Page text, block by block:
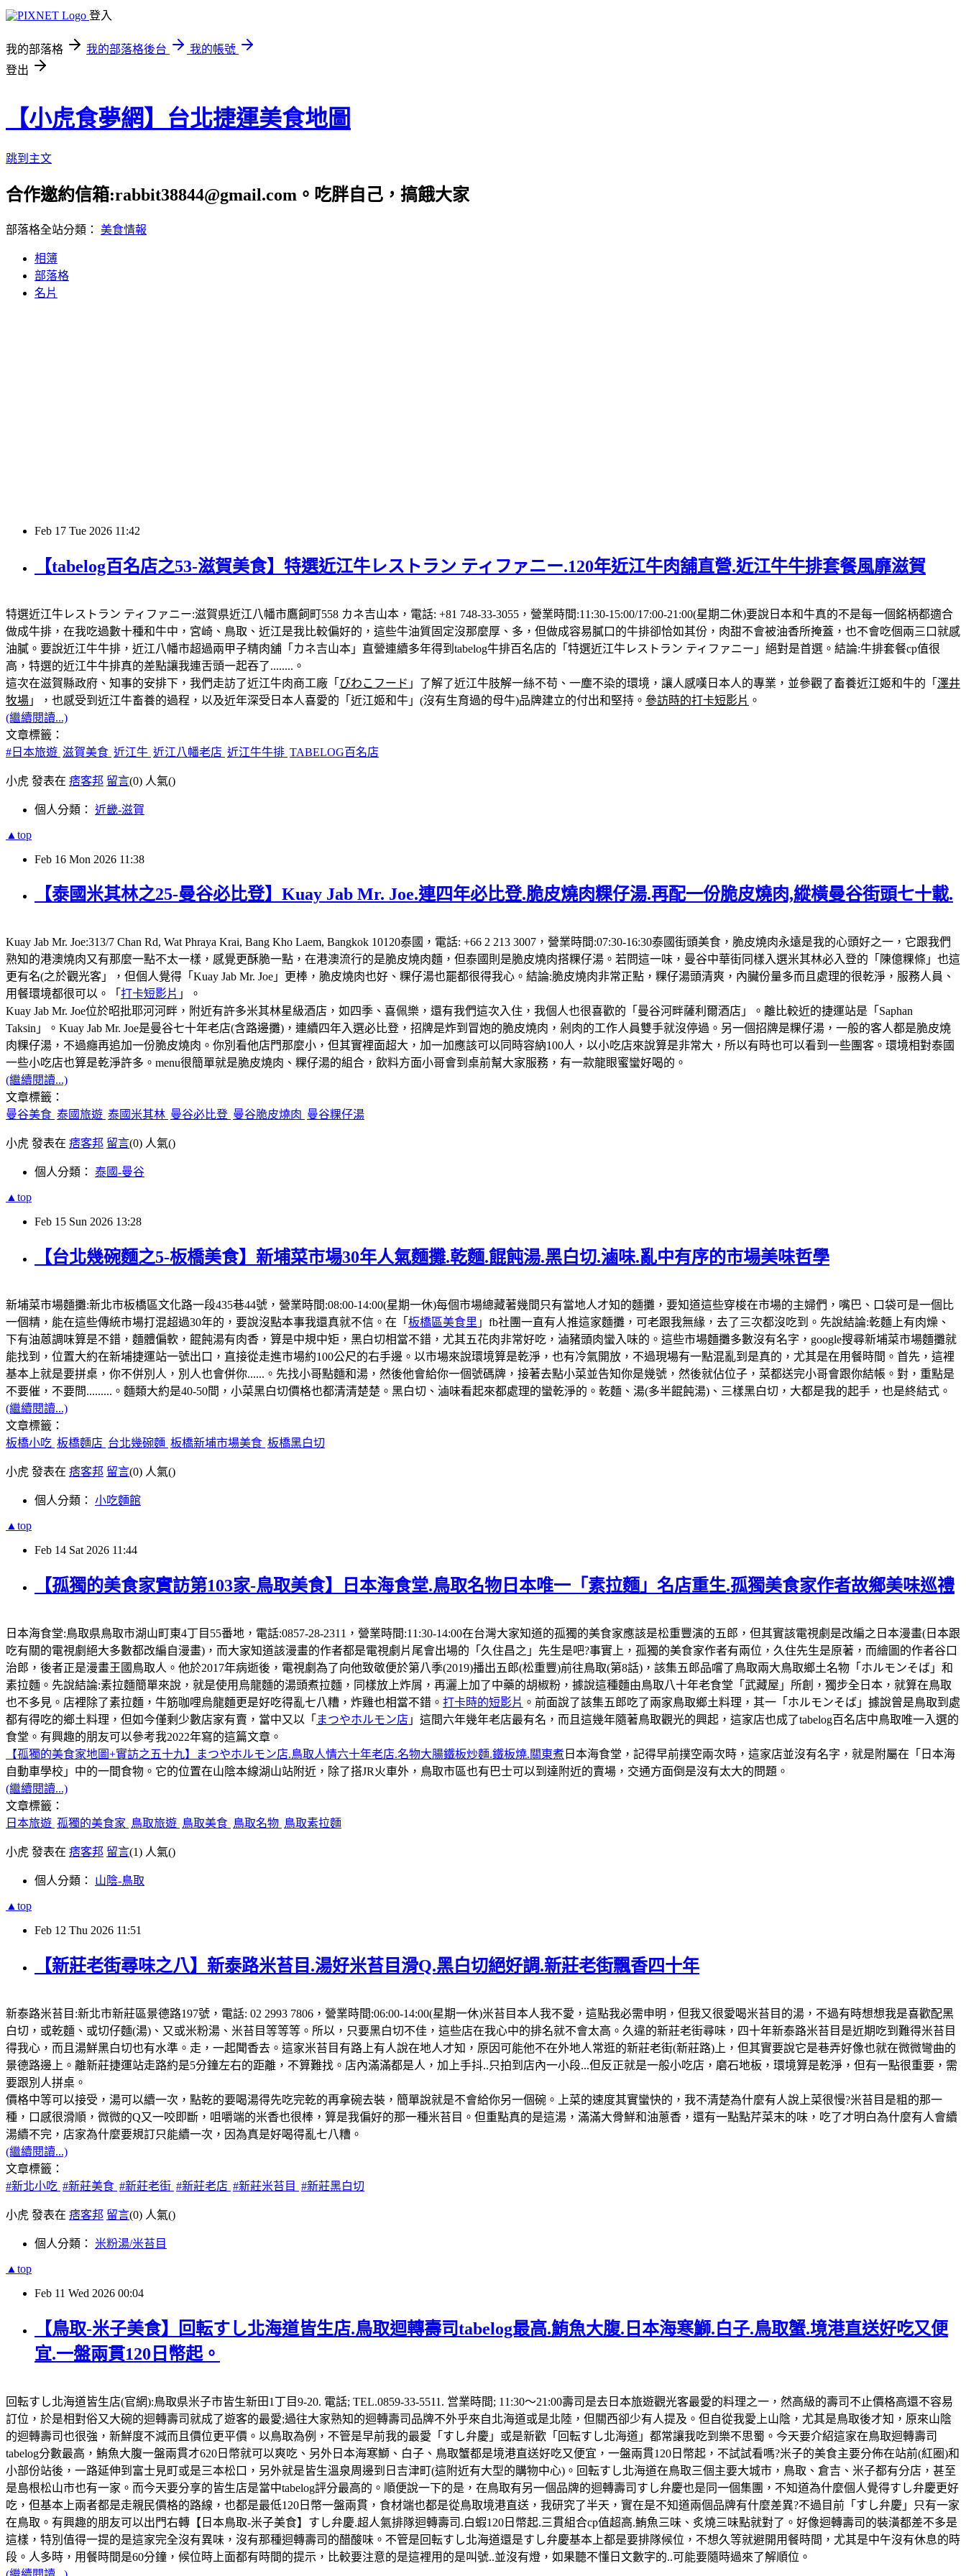
登入
我的部落格 我的部落格後台
我的帳號
登出
【小虎食夢網】台北捷運美食地圖
跳到主文
合作邀約信箱:rabbit38844@gmail.com。吃胖自己，搞餓大家
部落格全站分類： 美食情報
相簿
部落格
名片
Feb 17 Tue 2026 11:42
【tabelog百名店之53-滋賀美食】特選近江牛レストラン ティファニー.120年近江牛肉舖直營.近江牛牛排套餐風靡滋賀
特選近江牛レストラン ティファニー:滋賀県近江八幡市鷹飼町558 カネ吉山本，電話: +81 748-33-3055，營業時間:11:30-15:00/17:00-21:00(星期二休)要說日本和牛真的不是每一個銘柄都適合
做成牛排，在我吃過數十種和牛中，宮崎、鳥取、近江是我比較偏好的，這些牛油質固定沒那麼厚、多，但做成容易膩口的牛排卻恰如其份，肉甜不會被油香所掩蓋，也不會吃個兩三口就感
油膩。要說近江牛牛排，近江八幡市超過兩甲子精肉舖「カネ吉山本」直營連續多年得到tabelog牛排百名店的「特選近江牛レストラン ティファニー」絕對是首選。結論:牛排套餐cp值很
高，特選的近江牛牛排真的差點讓我連舌頭一起吞了........。
這次在滋賀縣政府、知事的安排下，我們走訪了近江牛肉商工廠「 びわこフード 」了解了近江牛肢解一絲不苟、一塵不染的環境，讓人感嘆日本人的專業，並參觀了畜養近江姬和牛的「 澤井
牧場 」，也感受到近江牛畜養的過程，以及近年深受日本人喜愛的「近江姬和牛」(沒有生育過的母牛)品牌建立的付出和堅持。 參訪時的打卡短影片 。
(繼續閱讀...)
文章標籤：
#日本旅遊 滋賀美食 近江牛 近江八幡老店 近江牛牛排 TABELOG百名店
小虎 發表在 痞客邦 留言(0) 人氣()
個人分類： 近畿-滋賀
▲top
Feb 16 Mon 2026 11:38
【泰國米其林之25-曼谷必比登】Kuay Jab Mr. Joe.連四年必比登.脆皮燒肉粿仔湯.再配一份脆皮燒肉,縱橫曼谷街頭七十載.
Kuay Jab Mr. Joe:313/7 Chan Rd, Wat Phraya Krai, Bang Kho Laem, Bangkok 10120泰國，電話: +66 2 213 3007，營業時間:07:30-16:30泰國街頭美食，脆皮燒肉永遠是我的心頭好之一，它跟我們
熟知的港澳燒肉又有那麼一點不太一樣，感覺更酥脆一點，在港澳流行的是脆皮燒肉麵，但泰國則是脆皮燒肉搭粿仔湯。若問這一味，曼谷中華街同樣入選米其林必入登的「陳億粿條」也這
更有名(之於觀光客」，但個人覺得「Kuay Jab Mr. Joe」更棒，脆皮燒肉也好、粿仔湯也罷都很得我心。結論:脆皮燒肉非常正點，粿仔湯頭清爽，內臟份量多而且處理的很乾淨，服務人員、
用餐環境都很可以。「 打卡短影片 」。
Kuay Jab Mr. Joe位於昭批耶河河畔，附近有許多米其林星級酒店，如四季、喜佩樂，還有我們這次入住，我個人也很喜歡的「曼谷河畔薩利爾酒店」。離比較近的捷運站是「Saphan
Taksin」。Kuay Jab Mr. Joe是曼谷七十年老店(含路邊攤)，連續四年入選必比登，招牌是炸到冒炮的脆皮燒肉，剁肉的工作人員雙手就沒停過。另一個招牌是粿仔湯，一般的客人都是脆皮燒
肉粿仔湯，不過癮再追加一份脆皮燒肉。你別看他店門那麼小，但其實裡面超大，加一加應該可以同時容納100人，以小吃店來說算是非常大，所以有時也可以看到一些團客。環境相對泰國
一些小吃店也算是乾淨許多。menu很簡單就是脆皮燒肉、粿仔湯的組合，飲料方面小哥會到桌前幫大家服務，有一款龍眼蜜蠻好喝的。
(繼續閱讀...)
文章標籤：
曼谷美食 泰國旅遊 泰國米其林 曼谷必比登 曼谷脆皮燒肉 曼谷粿仔湯
小虎 發表在 痞客邦 留言(0) 人氣()
個人分類： 泰國-曼谷
▲top
Feb 15 Sun 2026 13:28
【台北幾碗麵之5-板橋美食】新埔菜市場30年人氣麵攤.乾麵.餛飩湯.黑白切.滷味.亂中有序的市場美味哲學
新埔菜市場麵攤:新北市板橋區文化路一段435巷44號，營業時間:08:00-14:00(星期一休)每個市場總藏著幾間只有當地人才知的麵攤，要知道這些穿梭在市場的主婦們，嘴巴、口袋可是一個比
一個精，能在這些傳統市場打混超過30年的，要說沒點本事我還真就不信。在「 板橋區美食里 」fb社團一直有人推這家麵攤，可老跟我無緣，去了三次都沒吃到。先說結論:乾麵上有肉燥、
下有油蒽調味算是不錯，麵體偏軟，餛飩湯有肉香，算是中規中矩，黑白切相當不錯，尤其五花肉非常好吃，滷豬頭肉蠻入味的。這些市場麵攤多數沒有名字，google搜尋新埔菜市場麵攤就
能找到，位置大約在新埔捷運站一號出口，直接從走進市場約100公尺的右手邊。以市場來說環境算是乾淨，也有冷氣開放，不過現場有一點混亂到是真的，尤其是在用餐時間。首先，這裡
基本上就是要拼桌，你不併別人，別人也會併你......。先找小哥點麵和湯，然後他會給你一個號碼牌，接著去點小菜並告知你是幾號，然後就佔位子，菜都送完小哥會跟你結帳。對，重點是
不要催，不要問.........。麵類大約是40-50間，小菜黑白切價格也都清清楚楚。黑白切、滷味看起來都處理的蠻乾淨的。乾麵、湯(多半餛飩湯)、三樣黑白切，大都是我的起手，也是終結式。
(繼續閱讀...)
文章標籤：
板橋小吃 板橋麵店 台北幾碗麵 板橋新埔市場美食 板橋黑白切
小虎 發表在 痞客邦 留言(0) 人氣()
個人分類： 小吃麵館
▲top
Feb 14 Sat 2026 11:44
【孤獨的美食家實訪第103家-鳥取美食】日本海食堂.鳥取名物日本唯一「素拉麵」名店重生.孤獨美食家作者故鄉美味巡禮
日本海食堂:鳥取県鳥取市湖山町東4丁目55番地，電話:0857-28-2311，營業時間:11:30-14:00在台灣大家知道的孤獨的美食家應該是松重豐演的五郎，但其實該電視劇是改編之日本漫畫(日本跟
吃有關的電視劇絕大多數都改編自漫畫)，而大家知道該漫畫的作者都是電視劇片尾會出場的「久住昌之」先生是吧?事實上，孤獨的美食家作者有兩位，久住先生是原著，而繪圖的作者谷口
治郎，後者正是漫畫王國鳥取人。他於2017年病逝後，電視劇為了向他致敬便於第八季(2019)播出五郎(松重豐)前往鳥取(第8話)，該集五郎品嚐了鳥取兩大鳥取鄉土名物「ホルモンそば」和
素拉麵。先說結論:素拉麵簡單來說，就是使用烏龍麵的湯頭煮拉麵，同樣放上炸屑，再灑上加了中藥的胡椒粉，據說這種麵由鳥取八十年老食堂「武藏屋」所創，獨步全日本，就算在鳥取
也不多見。店裡除了素拉麵，牛筋咖哩烏龍麵更是好吃得亂七八糟，炸雞也相當不錯。 打卡時的短影片 。前面說了該集五郎吃了兩家鳥取鄉土料理，其一「ホルモンそば」據說曾是鳥取到處
都有得吃的鄉土料理，但如今僅剩少數店家有賣，當中又以「 まつやホルモン店 」這間六年幾年老店最有名，而且這幾年隨著鳥取觀光的興起，這家店也成了tabelog百名店中鳥取唯一入選的
食堂。有興趣的朋友可以參考我2022年寫的這篇文章。
【孤獨的美食家地圖+實訪之五十九】まつやホルモン店.鳥取人情六十年老店.名物大腸鐵板炒麵.鐵板燒.關東煮 日本海食堂，記得早前撲空兩次時，這家店並沒有名字，就是附屬在「日本海
自動車學校」中的一間食物。它的位置在山陰本線湖山站附近，除了搭JR火車外，鳥取市區也有巴士可以到達附近的賣場，交通方面倒是沒有太大的問題。
(繼續閱讀...)
文章標籤：
日本旅遊 孤獨的美食家 鳥取旅遊 鳥取美食 鳥取名物 鳥取素拉麵
小虎 發表在 痞客邦 留言(1) 人氣()
個人分類： 山陰-鳥取
▲top
Feb 12 Thu 2026 11:51
【新莊老街尋味之八】新泰路米苔目.湯好米苔目滑Q.黑白切絕好調.新莊老街飄香四十年
新泰路米苔目:新北市新莊區景德路197號，電話: 02 2993 7806，營業時間:06:00-14:00(星期一休)米苔目本人我不愛，這點我必需申明，但我又很愛喝米苔目的湯，不過有時想想我是喜歡配黑
白切，或乾麵、或切仔麵(湯)、又或米粉湯、米苔目等等等。所以，只要黑白切不佳，這些店在我心中的排名就不會太高。久違的新莊老街尋味，四十年新泰路米苔目是近期吃到難得米苔目
得我心，而且湯鮮黑白切也有水準。走，一起聞香去。這家米苔目有路上有人說在地人才知，原因可能他不在外地人常逛的新莊老街(新莊路)上，但其實要說它是巷弄好像也就在微微彎曲的
景德路邊上。離新莊捷運站走路約是5分鐘左右的距離，不算難找。店內滿滿都是人，加上手抖..只拍到店內一小段...但反正就是一般小吃店，磨石地板，環境算是乾淨，但有一點很重要，需
要跟別人拼桌。
價格中等可以接受，湯可以續一次，點乾的要喝湯得先吃完乾的再拿碗去裝，簡單說就是不會給你另一個碗。上菜的速度其實蠻快的，我不清楚為什麼有人說上菜很慢?米苔目是粗的那一
種，口感很滑順，微微的Q又一咬即斷，咀嚼端的米香也很棒，算是我偏好的那一種米苔目。但重點真的是這湯，滿滿大骨鮮和油蔥香，還有一點點芹菜末的味，吃了才明白為什麼有人會續
湯續不完，店家為什麼要規訂只能續一次，因為真是好喝得亂七八糟。
(繼續閱讀...)
文章標籤：
#新北小吃 #新莊美食 #新莊老街 #新莊老店 #新莊米苔目 #新莊黑白切
小虎 發表在 痞客邦 留言(0) 人氣()
個人分類： 米粉湯/米苔目
▲top
Feb 11 Wed 2026 00:04
【鳥取-米子美食】回転すし北海道皆生店.鳥取迴轉壽司tabelog最高.鮪魚大腹.日本海寒鰤.白子.鳥取蟹.境港直送好吃又便
宜.一盤兩貫120日幣起。
回転すし北海道皆生店(官網):鳥取県米子市皆生新田1丁目9-20. 電話; TEL.0859-33-5511. 営業時間; 11:30～21:00壽司是去日本旅遊觀光客最愛的料理之一，然高級的壽司不止價格高還不容易
訂位，於是相對俗又大碗的迴轉壽司就成了遊客的最愛;過往大家熟知的迴轉壽司品牌不外乎來自北海道或是北陸，但關西卻少有人提及。但自從我愛上山陰，尤其是鳥取後才知，原來山陰
的迴轉壽司也很強，新鮮度不減而且價位更平價。以鳥取為例，不管是早前我的最愛「すし弁慶」或是新歡「回転すし北海道」都常讓我吃到樂不思蜀。今天要介紹這家在鳥取迴轉壽司
tabelog分數最高，鮪魚大腹一盤兩貫才620日幣就可以爽吃、另外日本海寒鰤、白子、鳥取蟹都是境港直送好吃又便宜，一盤兩貫120日幣起，不試試看嗎?米子的美食主要分佈在站前(紅圈)和
小部份站後，一路延伸到富士見町或是三本松口，另外就是皆生溫泉周邊到日吉津町(這附近有大型的購物中心)。回転すし北海道在鳥取三個主要大城市，鳥取、倉吉、米子都有分店，甚至
是島根松山市也有一家。而今天要分享的皆生店是當中tabelog評分最高的。順便說一下的是，在鳥取有另一個品牌的迴轉壽司すし弁慶也是同一個集團，不知道為什麼個人覺得すし弁慶更好
吃，但基本上兩者都是走親民價格的路線，也都是最低120日幣一盤兩貫，食材端也都是從鳥取境港直送，我研究了半天，實在是不知道兩個品牌有什麼差異?不過目前「すし弁慶」只有一家
在鳥取。有興趣的朋友可以出門右轉【日本鳥取-米子美食】すし弁慶.超人氣排隊迴轉壽司.白蝦120日幣起.三貫組合cp值超高.鮪魚三味、炙燒三味點就對了。好像迴轉壽司的裝潢都差不多是
這樣，特別值得一提的是這家完全沒有異味，沒有那種迴轉壽司的醋酸味。不管是回転すし北海道還是すし弁慶基本上都是要排隊候位，不想久等就避開用餐時間，尤其是中午沒有休息的時
段。人多時，用餐時間是60分鐘，候位時上面都有時間的提示，比較要注意的是這裡用的是叫號..並沒有燈，如果聽不懂日文數字的..可能要隨時過來了解順位。